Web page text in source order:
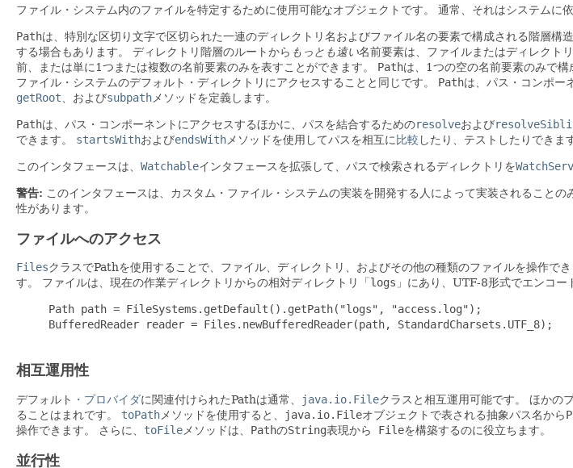
ファイル・システム内のファイルを特定するために使用可能なオブジェクトです。 通常、それはシステムに
Pathは、特別な区切り文字で区切られた一連のディレクトリ名およびファイル名の要素で構成される階層構造
する場合もあります。
ディレクトリ階層のルートから もっとも遠い名前要素は、ファイルまたはディレクトリ
前、または単に1つまたは複数の名前要素のみを表すことができます。
Pathは、1つの空の名前要素のみで構
ファイル・システムのデフォルト・ディレクトリにアクセスすることと同じです。
Pathは、パス・コンポー
getRoot 、およびsubpath メソッドを定義します。
Pathは、パス・コンポーネントにアクセスするほかに、パスを結合するためのresolveおよび
できます。
startsWithおよびendsWith メソッドを使用してパスを相互に比較 したり、テストしたりできま
このインタフェースは、 Watchableインタフェースを拡張して、パスで検索されるディレクトリを
警告: このインタフェースは、カスタム・ファイル・システムの実装を開発する人によって実装されることの
性があります。
ファイルへのアクセス
FilesクラスでPathを使用することで、ファイル、ディレクトリ、およびその他の種類のファイルを操作でき
す。
ファイルは、現在の作業ディレクトリからの相対ディレクトリ「 logs 」にあり、UTF-8形式でエンコー
     Path path = FileSystems.getDefault().getPath("logs", "access.log");
     BufferedReader reader = Files.newBufferedReader(path, StandardCharsets.UTF_8);
相互運用性
デフォルト ・プロバイダに関連付けられたPathは通常、 java.io.Fileクラスと相互運用可能です。 ほかの
ることはまれです。
toPathメソッドを使用すると、 java.io.Fileオブジェクトで表される抽象パス名から
操作できます。
さらに、 toFileメソッドは、 PathのString表現から Fileを構築するのに役立ちます。
並行性